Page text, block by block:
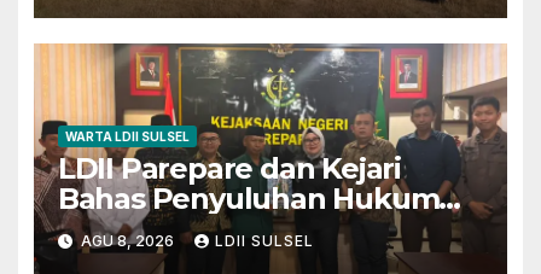
WARTA LDII SULSEL
LDII Parepare dan Kejari
Bahas Penyuluhan Hukum
untuk Warga dan Masyarakat
AGU 8, 2026 LDII SULSEL